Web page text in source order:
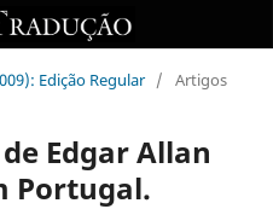
Edição Regular / Artigos
Edgar Allan
Portugal.